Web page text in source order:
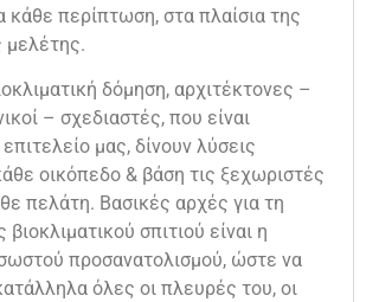
κάθε περίπτωση, στα πλαίσια της
μελέτης.
δόμηση, αρχιτέκτονες –
– σχεδιαστές, που είναι
μας, δίνουν λύσεις
οικόπεδο & βάση τις ξεχωριστές
πελάτη. Βασικές αρχές για τη
σπιτιού είναι η
προσανατολισμού, ώστε να
όλες οι πλευρές του, οι